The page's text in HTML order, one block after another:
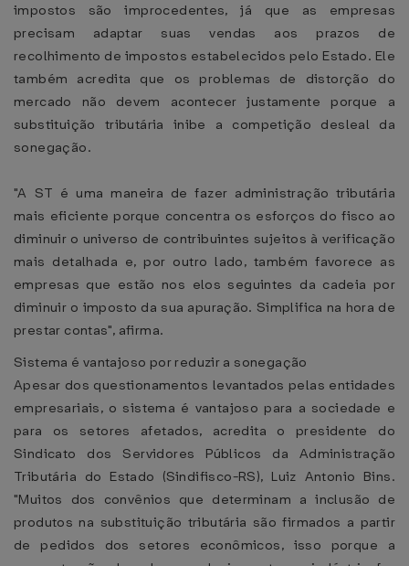
impostos são improcedentes, já que as empresas
precisam adaptar suas vendas aos prazos de
recolhimento de impostos estabelecidos pelo Estado. Ele
também acredita que os problemas de distorção do
mercado não devem acontecer justamente porque a
substituição tributária inibe a competição desleal da
sonegação.
"A ST é uma maneira de fazer administração tributária
mais eficiente porque concentra os esforços do fisco ao
diminuir o universo de contribuintes sujeitos à verificação
mais detalhada e, por outro lado, também favorece as
empresas que estão nos elos seguintes da cadeia por
diminuir o imposto da sua apuração. Simplifica na hora de
prestar contas", afirma.
Sistema é vantajoso por reduzir a sonegação
Apesar dos questionamentos levantados pelas entidades
empresariais, o sistema é vantajoso para a sociedade e
para os setores afetados, acredita o presidente do
Sindicato dos Servidores Públicos da Administração
Tributária do Estado (Sindifisco-RS), Luiz Antonio Bins.
"Muitos dos convênios que determinam a inclusão de
produtos na substituição tributária são firmados a partir
de pedidos dos setores econômicos, isso porque a